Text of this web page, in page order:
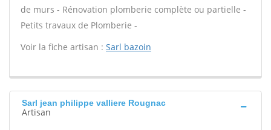
de murs - Rénovation plomberie complète ou partielle -
Petits travaux de Plomberie -
Voir la fiche artisan : Sarl bazoin
Sarl jean philippe valliere Rougnac
Artisan